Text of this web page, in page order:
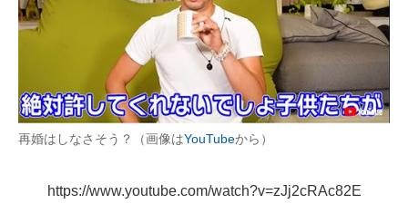
AI活用のいまが分かる
企業ITのトレンドを詳説
経営リーダーのコミュニティ
マーケ×ITの今がよく分かる
再婚はしなさそう？（画像はYouTubeから）
https://www.youtube.com/watch?v=zJj2cRAc82E